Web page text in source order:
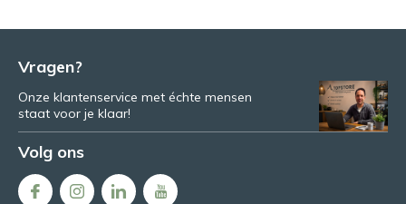
Vragen?
Onze klantenservice met échte mensen
staat voor je klaar!
Volg ons